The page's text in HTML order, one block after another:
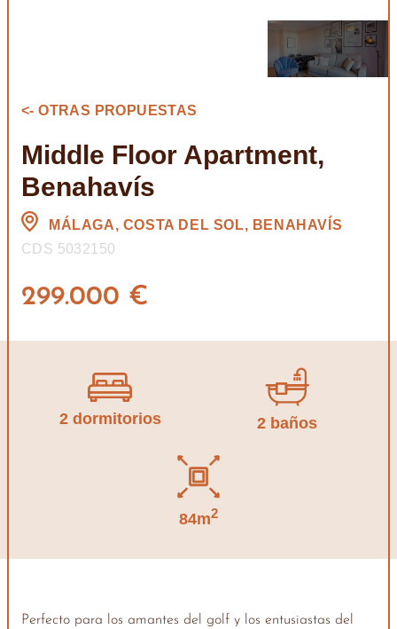
<- OTRAS PROPUESTAS
Middle Floor Apartment,
Benahavís
MÁLAGA, COSTA DEL SOL, BENAHAVÍS
CDS 5032150
299.000 €
2 dormitorios 2 baños
84m2
Perfecto para los amantes del golf y los entusiastas del